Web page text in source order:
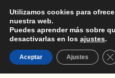
MERKETER
Utilizamos cookies para
nuestra web.
Puedes aprender más sobre
desactivarlas en los ajustes.
Aceptar Ajustes